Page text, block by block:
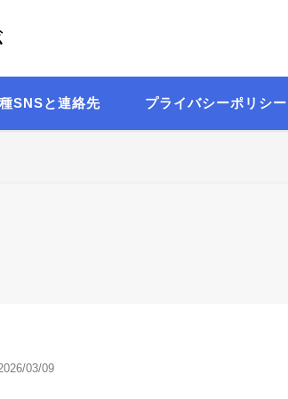
SNSと連絡先 プライバシーポリシー
03/09